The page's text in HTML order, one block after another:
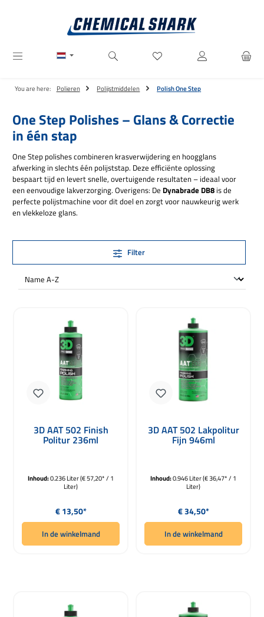
Je hebt 0 items op je
You are here: Polieren Polijstmiddelen Polish One Step
One Step Polishes – Glans & Correctie
in één stap
One Step polishes combineren krasverwijdering en hoogglans
afwerking in slechts één polijststap. Deze efficiënte oplossing
bespaart tijd en levert snelle, overtuigende resultaten – ideaal voor
een eenvoudige lakverzorging. Overigens: De Dynabrade DB8 is de
perfecte polijstmachine voor dit doel en zorgt voor nauwkeurig werk
en vlekkeloze glans.
Filter
3D AAT 502 Finish
Politur 236ml
Inhoud:0.236 Liter(€ 57,20* / 1
Liter)
Normale prijs:
€ 13,50*
In de winkelmand
3D AAT 502 Lakpolitur
Fijn 946ml
Inhoud:0.946 Liter(€ 36,47* / 1
Liter)
Normale prijs:
€ 34,50*
In de winkelmand